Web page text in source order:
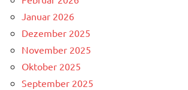
Januar 2026
Dezember 2025
November 2025
Oktober 2025
September 2025